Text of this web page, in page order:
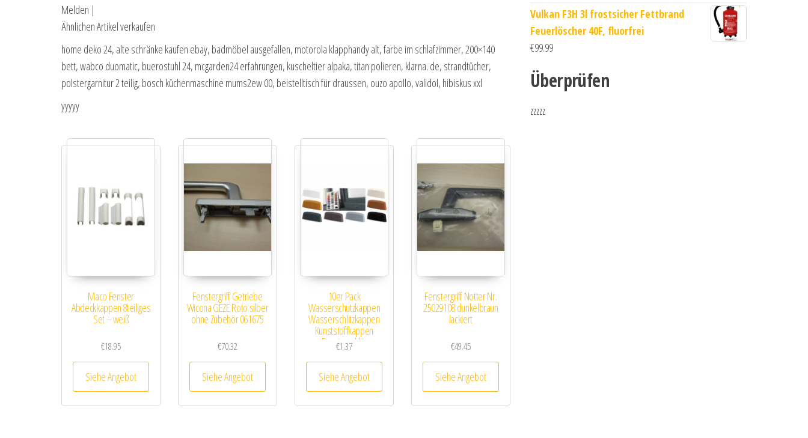
Melden |
Ähnlichen Artikel verkaufen
home deko 24, alte schränke kaufen ebay, badmöbel ausgefallen, motorola klapphandy alt, farbe im schlafzimmer, 200×140
bett, wabco duomatic, buerostuhl 24, mcgarden24 erfahrungen, kuscheltier alpaka, titan polieren, klarna. de, strandtücher,
polstergarnitur 2 teilig, bosch küchenmaschine mums2ew 00, beistelltisch für draussen, ouzo apollo, validol, hibiskus xxl
yyyyy
Maco Fenster
Abdeckkappen 8teiliges
Set – weiß
€18.95
Siehe Angebot
Fenstergriff Getriebe
Wicona GEZE Roto silber
ohne Zubehör 061675
€70.32
Siehe Angebot
10er Pack
Wasserschutzkappen
Wasserschlitzkappen
Kunststoffkappen
Fensterschlitz
€1.37
Siehe Angebot
Fenstergriff Notter Nr.
25029108 dunkelbraun
lackiert
€49.45
Siehe Angebot
Vulkan F3H 3l frostsicher Fettbrand
Feuerlöscher 40F, fluorfrei
€99.99
Überprüfen
zzzzz